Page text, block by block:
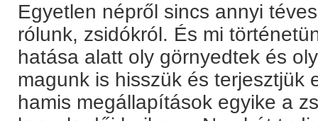
Egyetlen népről sincs annyi
rólunk, zsidókról. És mi
hatása alatt oly görnyedtek és
magunk is hisszük és terjesztjük
hamis megállapítások egyike a